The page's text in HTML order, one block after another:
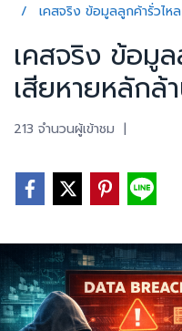
เคสจริง ข้อมูลลูกค้ารั่วไห
เคสจริง ข้อมู
เสียหายหลักล้
213 จำนวนผู้เข้าชม |